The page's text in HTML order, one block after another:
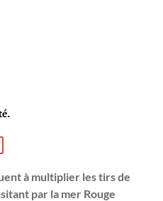
à multiplier les tirs de
par la mer Rouge